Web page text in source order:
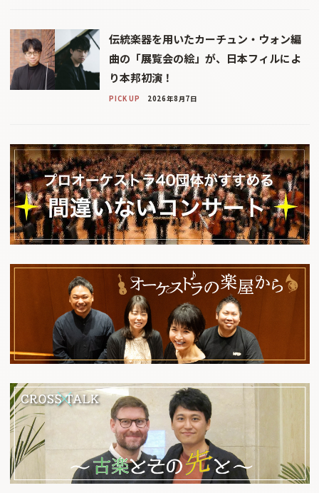
伝統楽器を用いたカーチュン・ウォン編
曲の「展覧会の絵」が、日本フィルによ
り本邦初演！
PICK UP 2026年8月7日